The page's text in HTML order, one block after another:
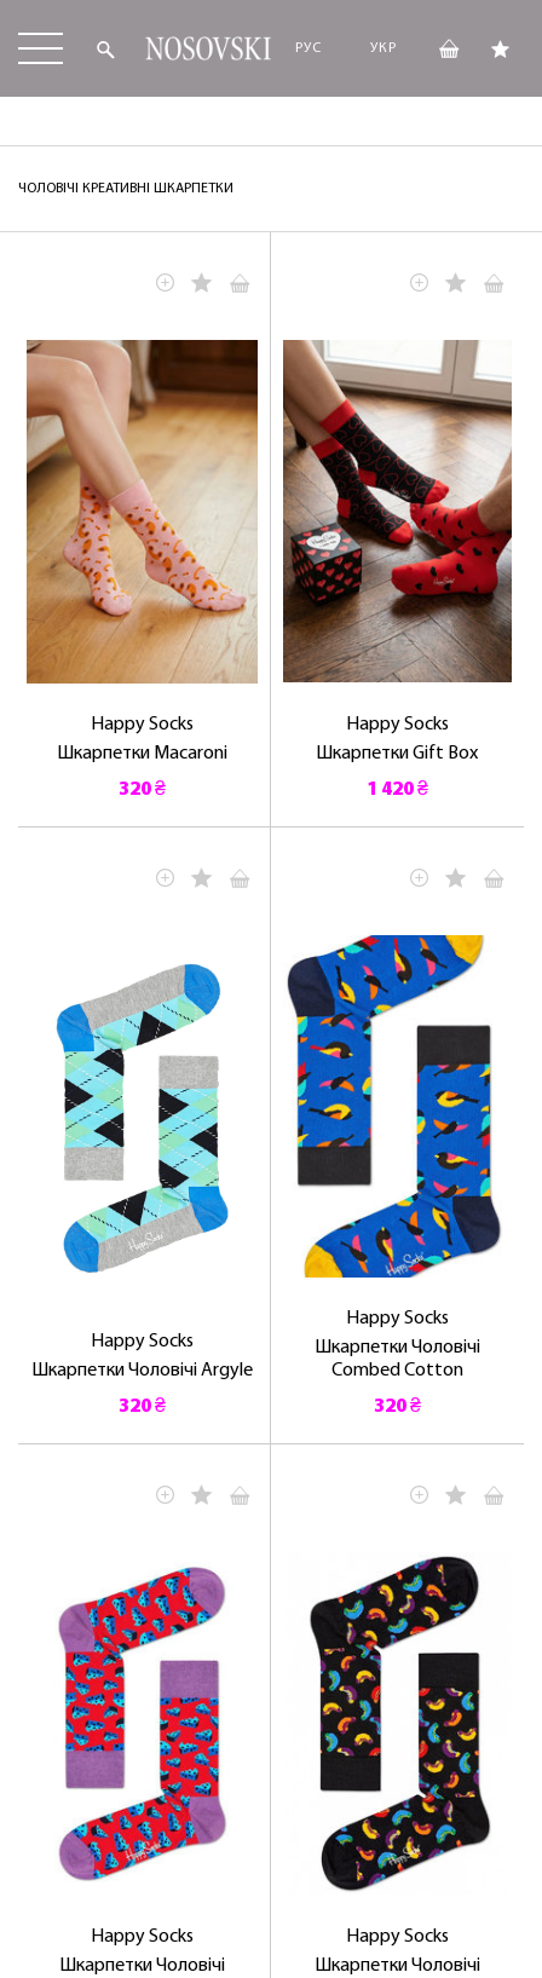
РУС УКР
ЧОЛОВІЧІ КРЕАТИВНІ ШКАРПЕТКИ
Happy Socks
Шкарпетки Macaroni
320 ₴
Happy Socks
Шкарпетки Gift Box
1 420 ₴
Happy Socks
Шкарпетки Чоловічі Argyle
320 ₴
Happy Socks
Шкарпетки Чоловічі
Combed Cotton
320 ₴
Happy Socks
Шкарпетки Чоловічі
Happy Socks
Шкарпетки Чоловічі